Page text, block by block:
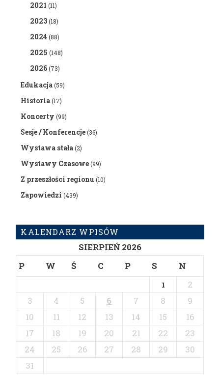
2021 (11)
2023(18)
2024 (88)
2025 (148)
2026(73)
Edukacja(59)
Historia(17)
Koncerty (99)
Sesje / Konferencje(36)
Wystawa stała(2)
Wystawy Czasowe(99)
Z przeszłości regionu(10)
Zapowiedzi (439)
KALENDARZ WPISÓW
SIERPIEŃ 2026
P
W Ś C P S N
1
2
3
4 5 6 7 8
9
10
11 12 13 14 15
16
17
18 19 20 21 22
23
24
25 26 27 28 29
30
31